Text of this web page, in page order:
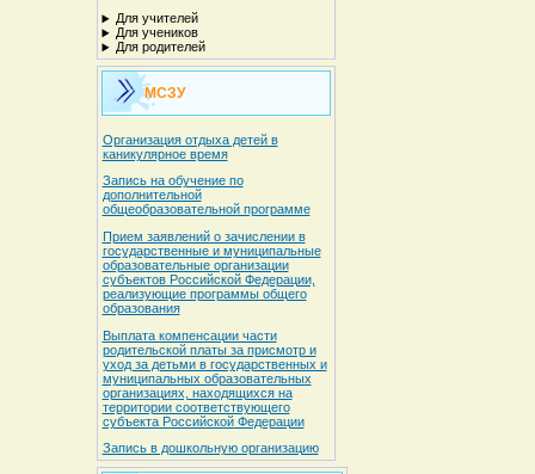
Для учителей
Для учеников
Для родителей
МСЗУ
Организация отдыха детей в
каникулярное время
Запись на обучение по
дополнительной
общеобразовательной программе
Прием заявлений о зачислении в
государственные и муниципальные
образовательные организации
субъектов Российской Федерации,
реализующие программы общего
образования
Выплата компенсации части
родительской платы за присмотр и
уход за детьми в государственных и
муниципальных образовательных
организациях, находящихся на
территории соответствующего
субъекта Российской Федерации
Запись в дошкольную организацию